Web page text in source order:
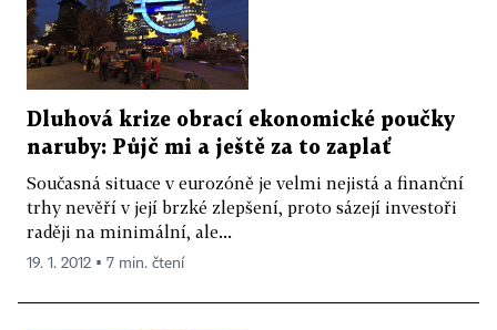
Dluhová krize obrací ekonomické poučky
naruby: Půjč mi a ještě za to zaplať
Současná situace v eurozóně je velmi nejistá a finanční
trhy nevěří v její brzké zlepšení, proto sázejí investoři
raději na minimální, ale...
19. 1. 2012 ▪ 7 min. čtení